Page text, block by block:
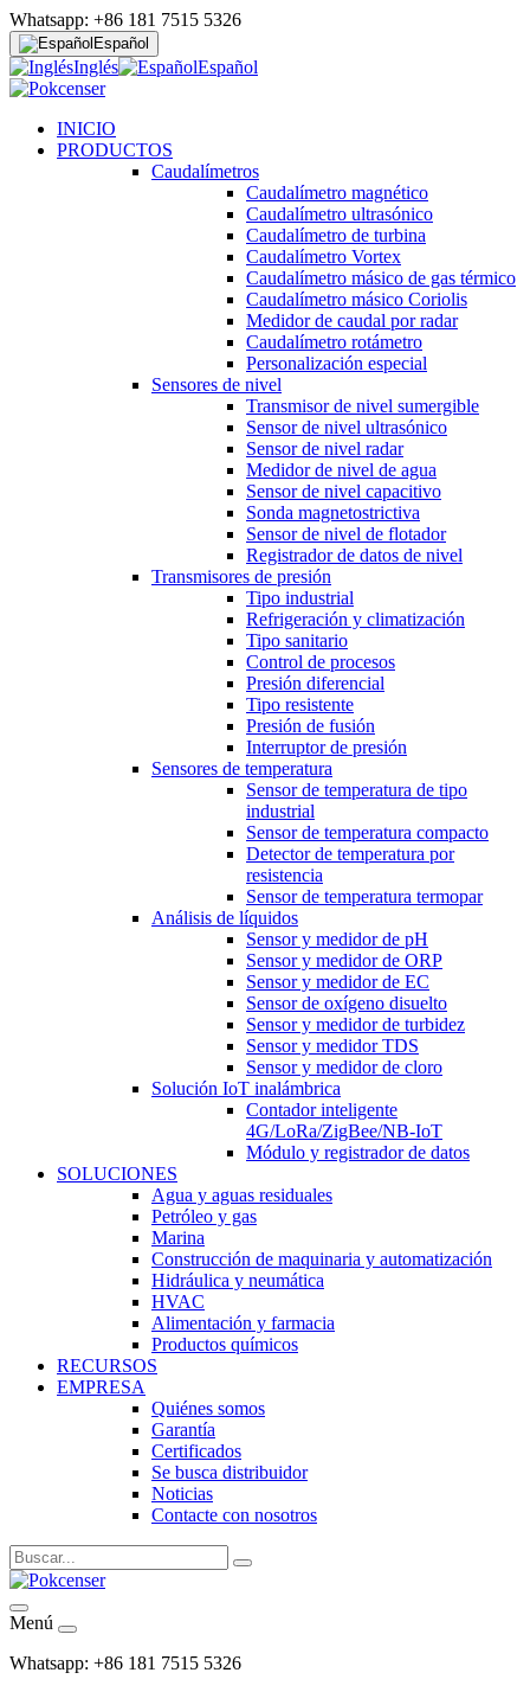
Whatsapp: +86 181 7515 5326
Español
Inglés Español
INICIO
PRODUCTOS
Caudalímetros
Caudalímetro magnético
Caudalímetro ultrasónico
Caudalímetro de turbina
Caudalímetro Vortex
Caudalímetro másico de gas térmico
Caudalímetro másico Coriolis
Medidor de caudal por radar
Caudalímetro rotámetro
Personalización especial
Sensores de nivel
Transmisor de nivel sumergible
Sensor de nivel ultrasónico
Sensor de nivel radar
Medidor de nivel de agua
Sensor de nivel capacitivo
Sonda magnetostrictiva
Sensor de nivel de flotador
Registrador de datos de nivel
Transmisores de presión
Tipo industrial
Refrigeración y climatización
Tipo sanitario
Control de procesos
Presión diferencial
Tipo resistente
Presión de fusión
Interruptor de presión
Sensores de temperatura
Sensor de temperatura de tipo
industrial
Sensor de temperatura compacto
Detector de temperatura por
resistencia
Sensor de temperatura termopar
Análisis de líquidos
Sensor y medidor de pH
Sensor y medidor de ORP
Sensor y medidor de EC
Sensor de oxígeno disuelto
Sensor y medidor de turbidez
Sensor y medidor TDS
Sensor y medidor de cloro
Solución IoT inalámbrica
Contador inteligente
4G/LoRa/ZigBee/NB-IoT
Módulo y registrador de datos
SOLUCIONES
Agua y aguas residuales
Petróleo y gas
Marina
Construcción de maquinaria y automatización
Hidráulica y neumática
HVAC
Alimentación y farmacia
Productos químicos
RECURSOS
EMPRESA
Quiénes somos
Garantía
Certificados
Se busca distribuidor
Noticias
Contacte con nosotros
Menú
Whatsapp: +86 181 7515 5326